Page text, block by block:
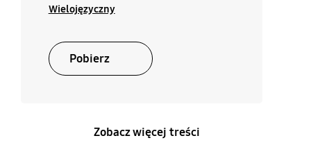
Wielojęzyczny
Pobierz
Zobacz więcej treści